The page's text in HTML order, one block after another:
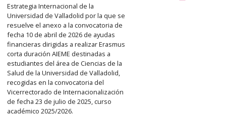
que
abre
un
PDF
con
el
detalle
del
anuncio
Estrategia Internacional de la
Universidad de Valladolid por la que se
resuelve el anexo a la convocatoria de
fecha 10 de abril de 2026 de ayudas
financieras dirigidas a realizar Erasmus
corta duración AIEME destinadas a
estudiantes del área de Ciencias de la
Salud de la Universidad de Valladolid,
recogidas en la convocatoria del
Vicerrectorado de Internacionalización
de fecha 23 de julio de 2025, curso
académico 2025/2026.